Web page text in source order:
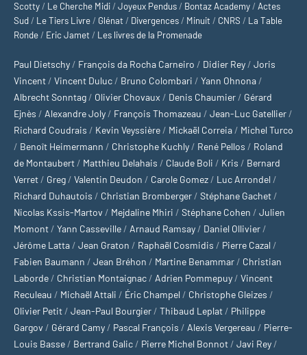
Scotty / Le Cherche Midi /Joyeux Pendus / Bontaz Academy / Actes
Sud / Le Tiers Livre / Glénat / Divergences / Minuit / CNRS / La Table
Ronde / Eric Jamet / Les livres de la Promenade
Paul Dietschy / François da Rocha Carneiro / Didier Rey / Joris
Vincent / Vincent Duluc / Bruno Colombari / Yann Ohnona /
Albrecht Sonntag / Olivier Chovaux / Denis Chaumier / Gérard
Ejnès / Alexandre Joly / François Thomazeau / Jean-Luc Gatellier /
Richard Coudrais / Kevin Veyssière / Mickaël Correia / Michel Turco
/ Benoît Heimermann / Christophe Kuchly / René Pellos / Roland
de Montaubert / Matthieu Delahais / Claude Boli / Kris / Bernard
Verret / Greg / Valentin Deudon / Carole Gomez / Luc Arrondel /
Richard Duhautois / Christian Bromberger / Stéphane Gachet /
Nicolas Kssis-Martov / Mejdaline Mhiri / Stéphane Cohen / Julien
Momont / Yann Casseville / Arnaud Ramsay / Daniel Ollivier /
Jérôme Latta / Jean Graton / Raphaël Cosmidis / Pierre Cazal /
Fabien Baumann / Jean Bréhon / Martine Benammar / Christian
Laborde / Christian Montaignac / Adrien Pommepuy / Vincent
Reculeau / Michaël Attali / Éric Champel / Christophe Gleizes /
Olivier Petit / Jean-Paul Bourgier / Thibaud Leplat / Philippe
Gargov / Gérard Camy / Pascal François / Alexis Vergereau / Pierre-
Louis Basse / Bertrand Galic / Pierre Michel Bonnot / Javi Rey /